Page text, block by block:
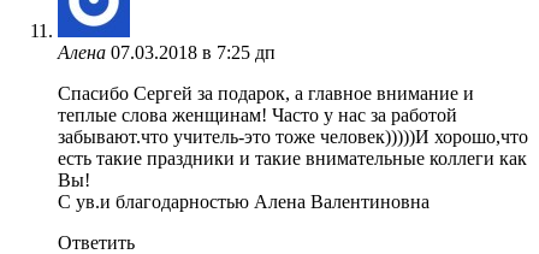
Алена 07.03.2018 в 7:25 дп
Спасибо Сергей за подарок, а главное внимание и
теплые слова женщинам! Часто у нас за работой
забывают.что учитель-это тоже человек)))))И хорошо,что
есть такие праздники и такие внимательные коллеги как
Вы!
С ув.и благодарностью Алена Валентиновна
Ответить